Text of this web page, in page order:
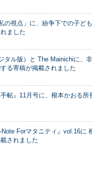
視点」に、紛争下での子ど
ました
タル版）と The Mainichiに、
る寄稿が掲載されました
帖』11月号に、根本かおる所
Forマタニティ』vol.16に
されました